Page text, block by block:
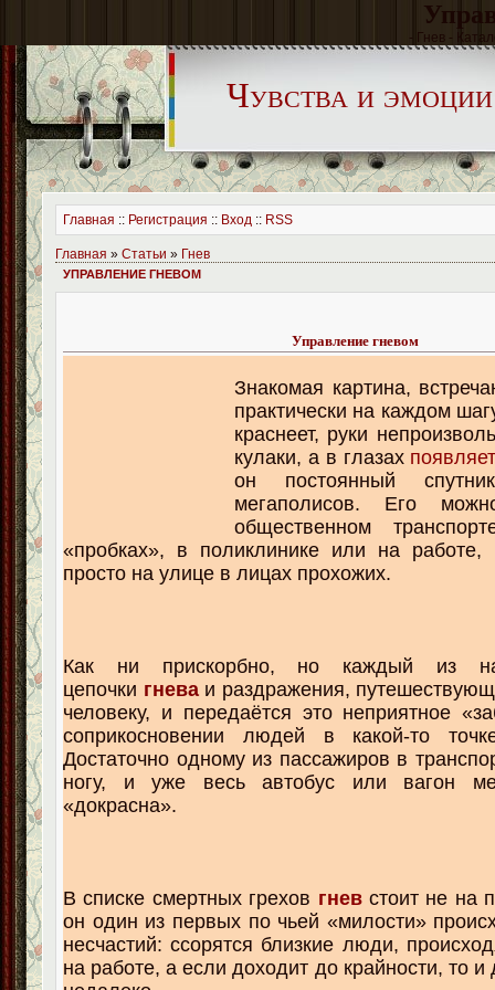
- Гнев -
Чувства и эмоции
Главная :: Регистрация :: Вход :: RSS
Главная » Статьи » Гнев
УПРАВЛЕНИЕ ГНЕВОМ
Управление гневом
Знакомая картина, в
практически на каждом
краснеет, руки
кулаки, а в глазах
он постоянный
мегаполисов. Его
общественном
«пробках», в поликлинике или на работе,
просто на улице в лицах прохожих.
Как ни прискорбно, но каждый из
цепочки гневаи раздражения,
человеку, и передаётся это неприятное
соприкосновении людей в какой-то
Достаточно одному из пассажиров в
ногу, и уже весь автобус или вагон
«докрасна».
В списке смертных грехов гнев стоит не на
он один из первых по чьей «милости»
несчастий: ссорятся близкие люди,
на работе, а если доходит до крайности, то и